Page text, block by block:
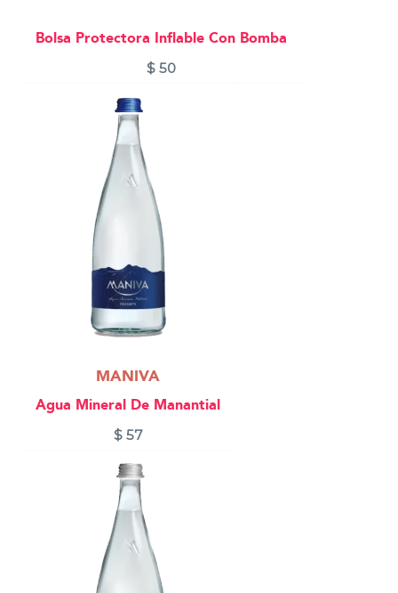
Bolsa Protectora Inflable Con Bomba
$ 50
MANIVA
Agua Mineral De Manantial
$57